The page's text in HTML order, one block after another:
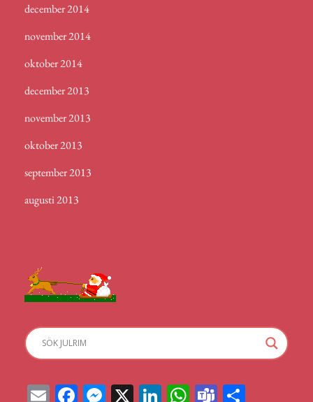
december 2014
november 2014
oktober 2014
december 2013
november 2013
oktober 2013
september 2013
augusti 2013
E Fa M X Li W Te